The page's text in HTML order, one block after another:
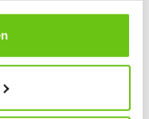
Ihre Zustimmung,
Fall werden nur
unserer Website
Schaltfläche unten
zur Datennutzung